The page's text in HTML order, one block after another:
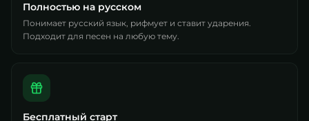
Полностью на русском
Понимает русский язык, рифмует и ставит ударения.
Подходит для песен на любую тему.
Бесплатный старт